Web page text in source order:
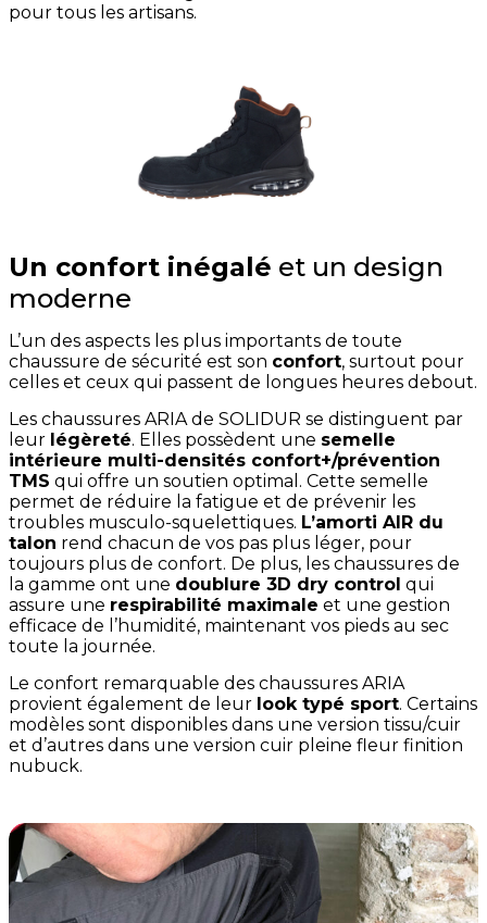
pour tous les artisans.
Un confort inégalé et un design
moderne
L’un des aspects les plus importants de toute
chaussure de sécurité est son confort, surtout pour
celles et ceux qui passent de longues heures debout.
Les chaussures ARIA de SOLIDUR se distinguent par
leur légèreté. Elles possèdent une semelle
intérieure multi-densités confort+/prévention
TMS qui offre un soutien optimal. Cette semelle
permet de réduire la fatigue et de prévenir les
troubles musculo-squelettiques. L’amorti AIR du
talon rend chacun de vos pas plus léger, pour
toujours plus de confort. De plus, les chaussures de
la gamme ont une doublure 3D dry control qui
assure une respirabilité maximale et une gestion
efficace de l’humidité, maintenant vos pieds au sec
toute la journée.
Le confort remarquable des chaussures ARIA
provient également de leur look typé sport. Certains
modèles sont disponibles dans une version tissu/cuir
et d’autres dans une version cuir pleine fleur finition
nubuck.